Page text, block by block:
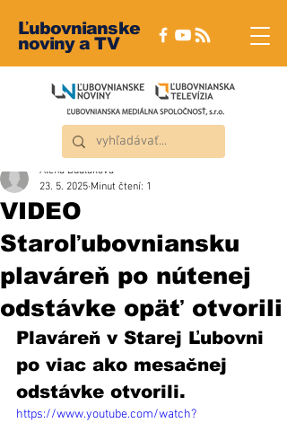
Ľubovnianske
noviny a TV
VIDEO
Staroľubovniansku
plaváreň po nútenej
odstávke opäť otvorili
Alena Dudláková
23. 5. 2025 Minut čtení: 1
Plaváreň v Starej Ľubovni
po viac ako mesačnej
odstávke otvorili.
https://www.youtube.com/watch?